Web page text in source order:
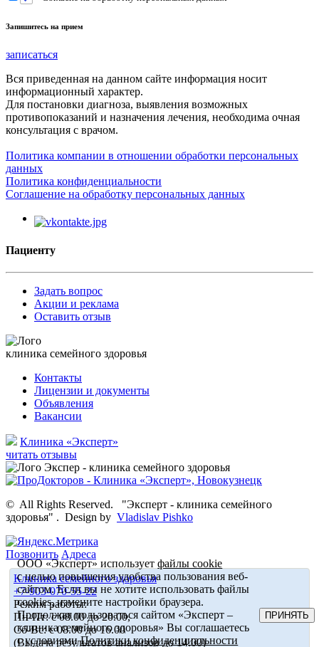
Запишитесь на прием
записаться
Вся приведенная на данном сайте информация носит
информационный характер.
Для постановки диагноза, выявления возможных
противопоказаний и назначения лечения, необходима очная
консультация с врачом.
Политика компании в отношении обработки персональных
данных
Политика конфиденциальности
Соглашение на обработку персональных данных
Пациенту
Задать вопрос
Акции и реклама
Оставить отзыв
клиника семейного здоровья
Контакты
Лицензии и документы
Объявления
Вакансии
Клиника «Эксперт»
читать отзывы
© All Rights Reserved.
"Эксперт - клиника семейного
здоровья" . Design by Vladislav Pishko
Позвонить Адреса
Клиника семейного здоровья
+7-903-070-55-22
Режим работы:
Пн-Пт: с 08.00 до 20.00,
Сб-Вс: с 08.00 до 16.00
(Выдача результатов анализов до 14.00)
ООО «Эксперт» используетфайлы cookie
с целью повышения удобства пользования веб-
сайтом. Если вы не хотите использовать файлы
cookies, измените настройки браузера.
Продолжая пользоваться сайтом «Эксперт –
клиника семейного здоровья» Вы соглашаетесь
с условиямиПолитики конфиденциальности
ПРИНЯТЬ